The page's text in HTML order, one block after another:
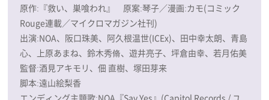
原作:『救い、巣喰われ』 原案:琴子／漫画:カモ(コミック
Rouge連載／マイクロマガジン社刊)
出演:NOA、阪口珠美、阿久根温世(ICEx)、田中幸太朗、青島
心、上原あまね、鈴木秀脩、遊井亮子、坪倉由幸、若月佑美
監督:酒見アキモリ、佃 直樹、塚田芽来
脚本:遠山絵梨香
エンディング主題歌:NOA『Say Yes』(Capitol Records / ユ